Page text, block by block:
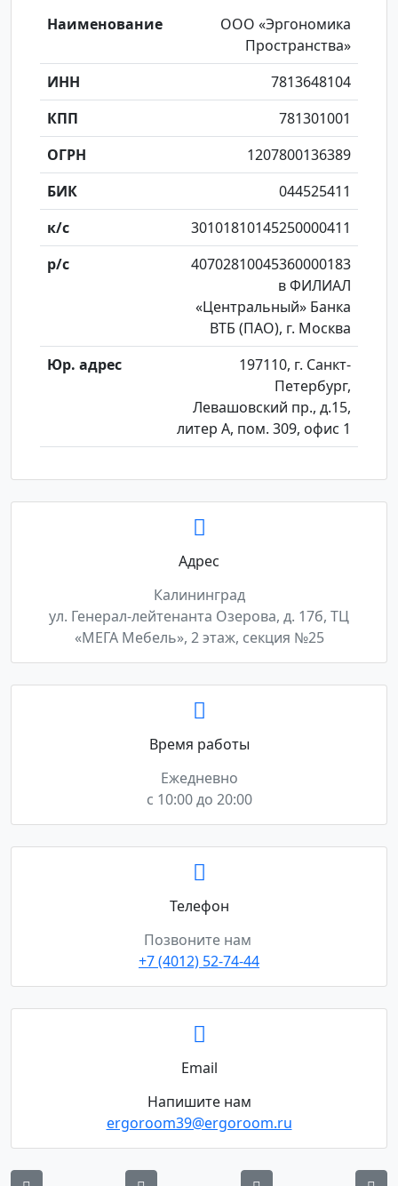
Наименование
ООО «Эргономика
Пространства»
ИНН
7813648104
КПП
781301001
ОГРН
1207800136389
БИК
044525411
к/с
30101810145250000411
р/с
40702810045360000183
в ФИЛИАЛ
«Центральный» Банка
ВТБ (ПАО), г. Москва
Юр. адрес
197110, г. Санкт-
Петербург,
Левашовский пр., д.15,
литер А, пом. 309, офис 1
Адрес
Калининград
ул. Генерал-лейтенанта Озерова, д. 17б, ТЦ
«МЕГА Мебель», 2 этаж, секция №25
Время работы
Ежедневно
с 10:00 до 20:00
Телефон
Позвоните нам
+7 (4012) 52-74-44
Email
Напишите нам
ergoroom39@ergoroom.ru